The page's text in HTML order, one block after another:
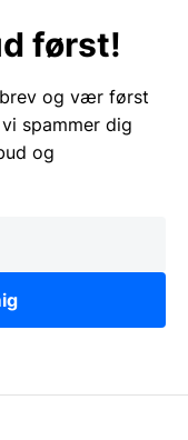
først!
og vær først
spammer dig
og